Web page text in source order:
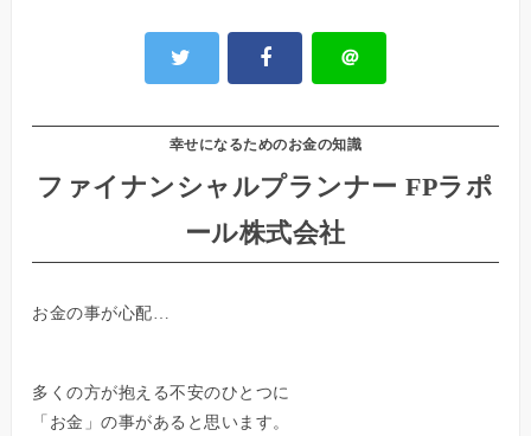
＠
幸せになるためのお金の知識
ファイナンシャルプランナー FPラポ
ール株式会社
お金の事が心配…
多くの方が抱える不安のひとつに
「お金」の事があると思います。